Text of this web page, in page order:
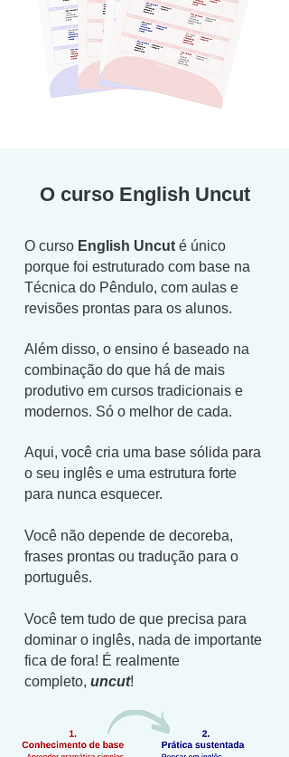
O curso English Uncut
O curso English Uncut é único
porque foi estruturado com base na
Técnica do Pêndulo, com aulas e
revisões prontas para os alunos.
Além disso, o ensino é baseado na
combinação do que há de mais
produtivo em cursos tradicionais e
modernos. Só o melhor de cada.
Aqui, você cria uma base sólida para
o seu inglês e uma estrutura forte
para nunca esquecer.
Você não depende de decoreba,
frases prontas ou tradução para o
português.
Você tem tudo de que precisa para
dominar o inglês, nada de importante
fica de fora! É realmente
completo, uncut!